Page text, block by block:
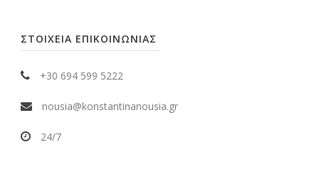
ΣΤΟΙΧΕΙΑ ΕΠΙΚΟΙΝΩΝΙΑΣ
+30 694 599 5222
nousia@konstantinanousia.gr
24/7